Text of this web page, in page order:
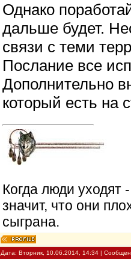
Однако
дальше будет.
связи с теми
Послание все
Дополнительно
который есть на
Когда люди уходят
значит, что они
сыграна.
Дата: Вторник, 10.06.2014, 14:34 |